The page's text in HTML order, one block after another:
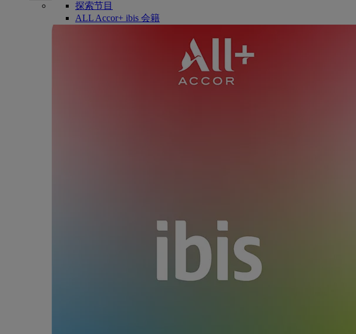
探索节目
ALL Accor+ ibis 会籍